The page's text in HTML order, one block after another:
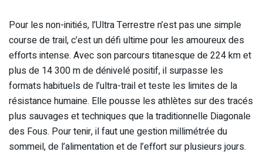
Pour les non-initiés, l’Ultra Terrestre n’est pas une simple
course de trail, c’est un défi ultime pour les amoureux des
efforts intense. Avec son parcours titanesque de 224 km et
plus de 14 300 m de dénivelé positif, il surpasse les
formats habituels de l’ultra-trail et teste les limites de la
résistance humaine. Elle pousse les athlètes sur des tracés
plus sauvages et techniques que la traditionnelle Diagonale
des Fous. Pour tenir, il faut une gestion millimétrée du
sommeil, de l’alimentation et de l’effort sur plusieurs jours.